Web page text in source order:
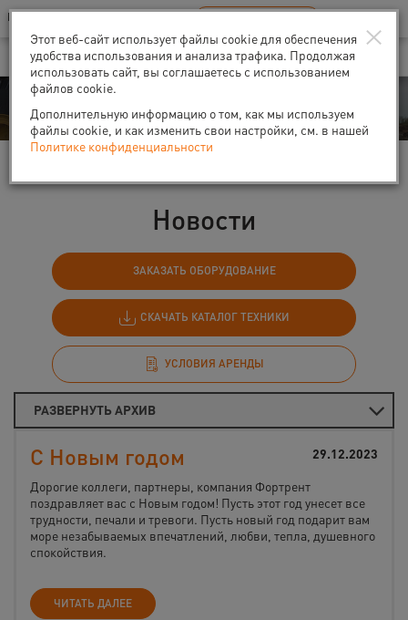
Ваш город:Санкт-Петербург
В Вашем регионе нет наших офисов RU EN
События
Новости
ЗАКАЗАТЬ ОБОРУДОВАНИЕ
СКАЧАТЬ КАТАЛОГ ТЕХНИКИ
УСЛОВИЯ АРЕНДЫ
РАЗВЕРНУТЬ АРХИВ
29.12.2023
С Новым годом
Дорогие коллеги, партнеры, компания Фортрент
поздравляет вас с Новым годом! Пусть этот год унесет все
трудности, печали и тревоги. Пусть новый год подарит вам
море незабываемых впечатлений, любви, тепла, душевного
спокойствия.
ЧИТАТЬ ДАЛЕЕ
×
Этот веб-сайт использует файлы cookie для обеспечения
удобства использования и анализа трафика. Продолжая
использовать сайт, вы соглашаетесь с использованием
файлов cookie.
Дополнительную информацию о том, как мы используем
файлы cookie, и как изменить свои настройки, см. в нашей
Политике конфиденциальности